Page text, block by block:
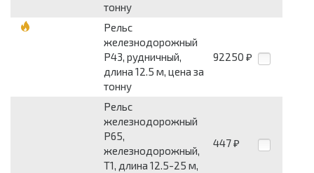
тонну
Рельс
железнодорожный
Р43, рудничный,
длина 12.5 м, цена за
тонну
92250 ₽
Рельс
железнодорожный
Р65,
железнодорожный,
Т1, длина 12.5-25 м,
447 ₽